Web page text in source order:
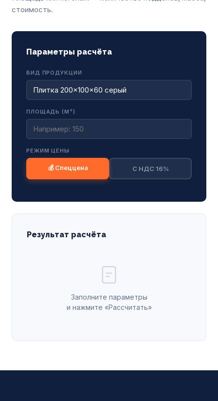
стоимость.
Параметры расчёта
ВИД ПРОДУКЦИИ
ПЛОЩАДЬ (М²)
РЕЖИМ ЦЕНЫ
💰 Спеццена С НДС 16%
Результат расчёта
Заполните параметры
и нажмите «Рассчитать»